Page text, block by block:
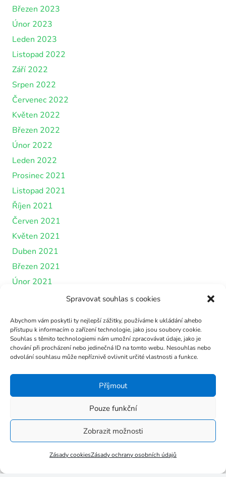
Spravovat souhlas s cookies
Abychom vám poskytli ty nejlepší zážitky, používáme k ukládání a/nebo
přístupu k informacím o zařízení technologie, jako jsou soubory cookie.
Souhlas s těmito technologiemi nám umožní zpracovávat údaje, jako je
chování při procházení nebo jedinečná ID na tomto webu. Nesouhlas nebo
odvolání souhlasu může nepříznivě ovlivnit určité vlastnosti a funkce.
Příjmout
Pouze funkční
Zobrazit možnosti
Zásady cookiesZásady ochrany osobních údajů
Březen 2023
Únor 2023
Leden 2023
Listopad 2022
Září 2022
Srpen 2022
Červenec 2022
Květen 2022
Březen 2022
Únor 2022
Leden 2022
Prosinec 2021
Listopad 2021
Říjen 2021
Červen 2021
Květen 2021
Duben 2021
Březen 2021
Únor 2021
Říjen 2020
Září 2020
Červen 2020
Květen 2020
Únor 2020